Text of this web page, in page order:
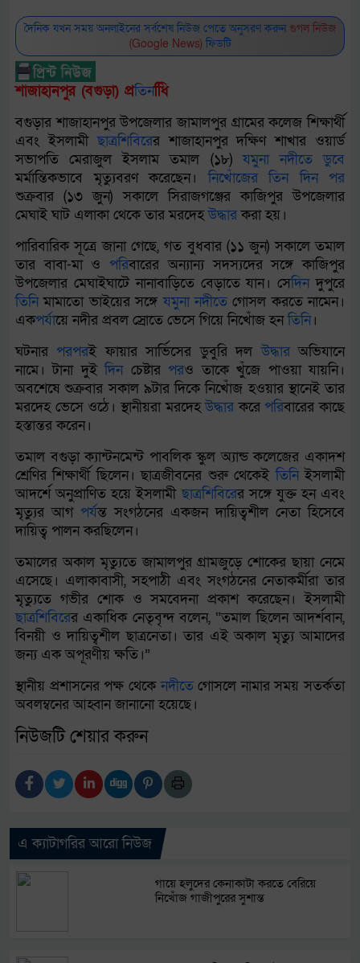
দৈনিক যখন সময় অনলাইনের সর্বশেষ নিউজ পেতে অনুসরণ করুন গুগল নিউজ
(Google News) ফিডটি
শাজাহানপুর (বগুড়া) প্রতিনিধি
বগুড়ার শাজাহানপুর উপজেলার জামালপুর গ্রামের কলেজ শিক্ষার্থী
এবং ইসলামীছাত্রশিবিরের শাজাহানপুর দক্ষিণ শাখার ওয়ার্ড
সভাপতি মেরাজুল ইসলাম তমাল (১৮)যমুনা নদীতে ডুবে
মর্মান্তিকভাবে মৃত্যুবরণ করেছেন।নিখোঁজের তিন দিন
পর
শুক্রবার (১৩ জুন) সকালে সিরাজগঞ্জের কাজিপুর উপজেলার
মেঘাই ঘাট এলাকা থেকে তার মরদেহউদ্ধারকরা হয়।
পারিবারিক সূত্রে জানা গেছে, গত বুধবার (১১ জুন) সকালে তমাল
তার বাবা-মা ও পরিবারের অন্যান্য সদস্যদের সঙ্গে কাজিপুর
উপজেলার মেঘাইঘাটে নানাবাড়িতে বেড়াতে যান। সেদিনদুপুরে
তিনি মামাতো ভাইয়ের সঙ্গেযমুনা নদীতেগোসল করতে নামেন।
একপর্যায়ে নদীর প্রবল স্রোতে ভেসে গিয়ে নিখোঁজ হনতিনি।
ঘটনার পরপরই ফায়ার সার্ভিসের ডুবুরি দলউদ্ধারঅভিযানে
নামে। টানা দুইদিনচেষ্টার পরও তাকে খুঁজে পাওয়া যায়নি।
অবশেষে শুক্রবার সকাল ৯টার দিকে নিখোঁজ হওয়ার স্থানেই তার
মরদেহ ভেসে ওঠে। স্থানীয়রা মরদেহউদ্ধার করে পরিবারের কাছে
হস্তান্তর করেন।
তমাল বগুড়া ক্যান্টনমেন্ট পাবলিক স্কুল অ্যান্ড কলেজের একাদশ
শ্রেণির শিক্ষার্থী ছিলেন। ছাত্রজীবনের শুরু থেকেইতিনি ইসলামী
আদর্শে অনুপ্রাণিত হয়ে ইসলামীছাত্রশিবিরের সঙ্গে যুক্ত হন এবং
মৃত্যুর আগ পর্যন্ত সংগঠনের একজন দায়িত্বশীল নেতা হিসেবে
দায়িত্ব পালন করছিলেন।
তমালের অকাল মৃত্যুতে জামালপুর গ্রামজুড়ে শোকের ছায়া নেমে
এসেছে। এলাকাবাসী, সহপাঠী এবং সংগঠনের নেতাকর্মীরা তার
মৃত্যুতে গভীর শোক ও সমবেদনা প্রকাশ করেছেন। ইসলামী
ছাত্রশিবিরের একাধিক নেতৃবৃন্দ বলেন, “তমাল ছিলেন আদর্শবান,
বিনয়ী ও দায়িত্বশীল ছাত্রনেতা। তার এই অকাল মৃত্যু আমাদের
জন্য এক অপূরণীয় ক্ষতি।”
স্থানীয় প্রশাসনের পক্ষ থেকেনদীতেগোসলে নামার সময় সতর্কতা
অবলম্বনের আহ্বান জানানো হয়েছে।
নিউজটি শেয়ার করুন
এ ক্যাটাগরির আরো নিউজ
গায়ে হলুদের কেনাকাটা করতে বেরিয়ে
নিখোঁজ গাজীপুরের সুশান্ত